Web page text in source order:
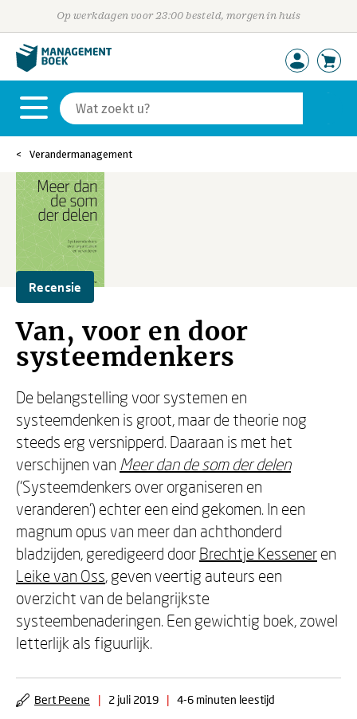
Op werkdagen voor 23:00 besteld, morgen in huis
Verandermanagement
Recensie
Van, voor en door
systeemdenkers
De belangstelling voor systemen en
systeemdenken is groot, maar de theorie nog
steeds erg versnipperd. Daaraan is met het
verschijnen van Meer dan de som der delen
(‘Systeemdenkers over organiseren en
veranderen’) echter een eind gekomen. In een
magnum opus van meer dan achthonderd
bladzijden, geredigeerd door Brechtje Kessener en
Leike van Oss, geven veertig auteurs een
overzicht van de belangrijkste
systeembenaderingen. Een gewichtig boek, zowel
letterlijk als figuurlijk.
Bert Peene | 2 juli 2019 | 4-6 minuten leestijd